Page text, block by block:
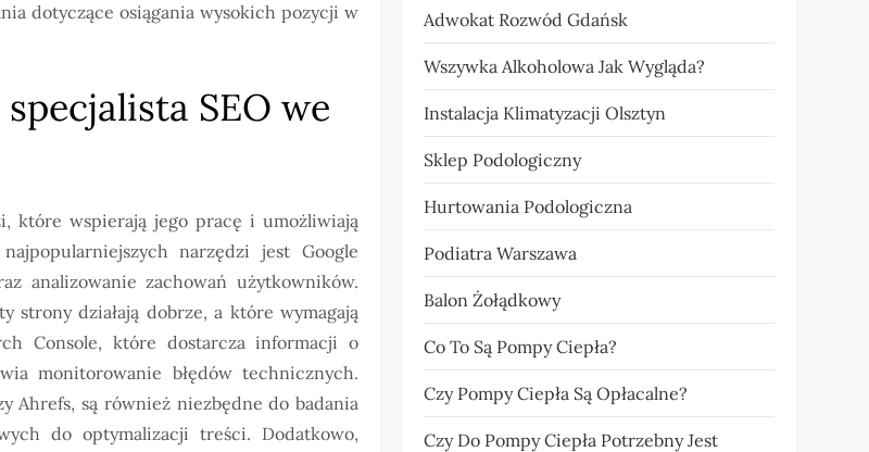
dotyczące osiągania wysokich pozycji w
SEO we
które wspierają jego pracę i umożliwiają
narzędzi jest Google
analizowanie zachowań użytkowników.
strony działają dobrze, a które wymagają
Console, które dostarcza informacji o
monitorowanie błędów technicznych.
Ahrefs, są również niezbędne do badania
do optymalizacji treści. Dodatkowo,
Adwokat Rozwód Gdańsk
Wszywka Alkoholowa Jak Wygląda?
Instalacja Klimatyzacji Olsztyn
Sklep Podologiczny
Hurtowania Podologiczna
Podiatra Warszawa
Balon Żołądkowy
Co To Są Pompy Ciepła?
Czy Pompy Ciepła Są Opłacalne?
Czy Do Pompy Ciepła Potrzebny Jest